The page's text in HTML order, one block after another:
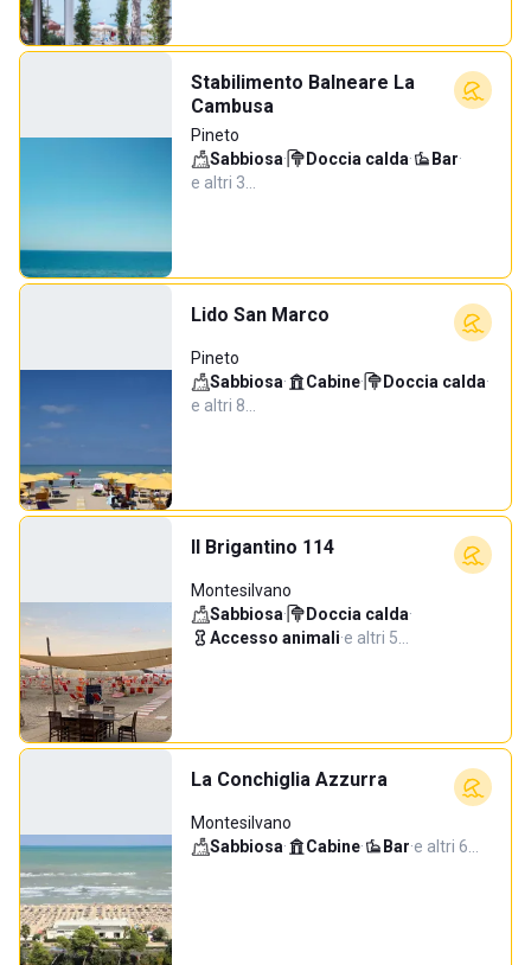
Stabilimento Balneare La
Cambusa
Pineto
Sabbiosa· Doccia calda· Bar·
e altri 3…
Lido San Marco
Pineto
Sabbiosa· Cabine· Doccia calda·
e altri 8…
Il Brigantino 114
Montesilvano
Sabbiosa· Doccia calda·
Accesso animali·e altri 5…
La Conchiglia Azzurra
Montesilvano
Sabbiosa· Cabine· Bar·e altri 6…